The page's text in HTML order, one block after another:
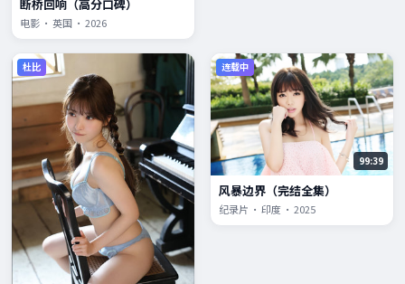
断桥回响（高分口碑）
电影 · 英国 · 2026
杜比 连载中
99:39
风暴边界（完结全集）
纪录片 · 印度 · 2025